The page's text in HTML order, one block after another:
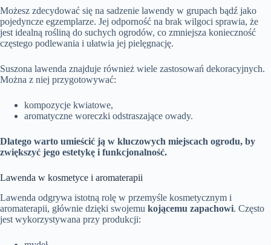
Możesz zdecydować się na sadzenie lawendy w grupach bądź jako
pojedyncze egzemplarze. Jej odporność na brak wilgoci sprawia, że
jest idealną rośliną do suchych ogrodów, co zmniejsza konieczność
częstego podlewania i ułatwia jej pielęgnację.
Suszona lawenda znajduje również wiele zastosowań dekoracyjnych.
Można z niej przygotowywać:
kompozycje kwiatowe,
aromatyczne woreczki odstraszające owady.
Dlatego warto umieścić ją w kluczowych miejscach ogrodu, by
zwiększyć jego estetykę i funkcjonalność.
Lawenda w kosmetyce i aromaterapii
Lawenda odgrywa istotną rolę w przemyśle kosmetycznym i
aromaterapii, głównie dzięki swojemu kojącemu zapachowi. Często
jest wykorzystywana przy produkcji: